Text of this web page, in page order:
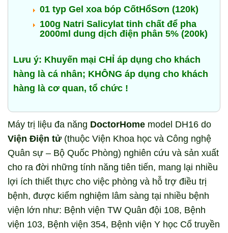
01 typ Gel xoa bóp CốtHổSơn (120k)
100g Natri Salicylat tinh chất để pha
2000ml dung dịch điện phân 5% (200k)
Lưu ý: Khuyến mại CHỈ áp dụng cho khách
hàng là cá nhân; KHÔNG áp dụng cho khách
hàng là cơ quan, tổ chức !
Máy trị liệu đa năng DoctorHome model DH16 do
Viện Điện tử (thuộc Viện Khoa học và Công nghệ
Quân sự – Bộ Quốc Phòng) nghiên cứu và sản xuất
cho ra đời những tính năng tiên tiến, mang lại nhiều
lợi ích thiết thực cho việc phòng và hỗ trợ điều trị
bệnh, được kiểm nghiệm lâm sàng tại nhiều bệnh
viện lớn như: Bệnh viện TW Quân đội 108, Bệnh
viện 103, Bệnh viện 354, Bệnh viện Y học Cổ truyền